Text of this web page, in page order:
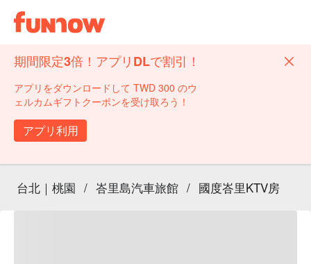
期間限定3倍！アプリDLで割引！
アプリをダウンロードして TWD 300 のウ
ェルカムギフトクーポンを受け取ろう！
アプリ利用
台北｜桃園 / 峇里島汽車旅館 / 國度峇里KTV房